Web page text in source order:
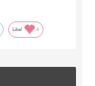
Like! 4